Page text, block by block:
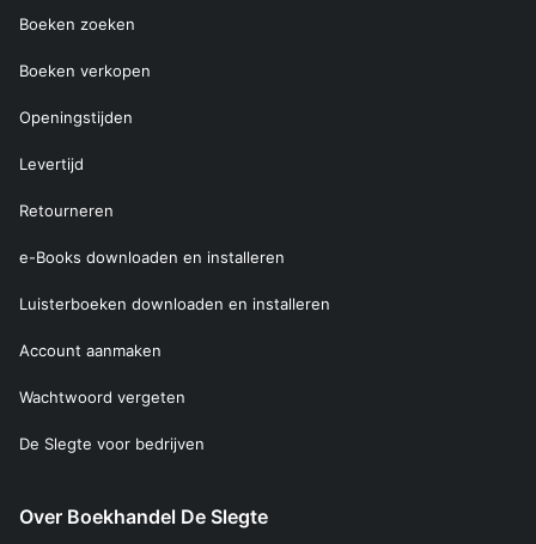
Boeken zoeken
Boeken verkopen
Openingstijden
Levertijd
Retourneren
e-Books downloaden en installeren
Luisterboeken downloaden en installeren
Account aanmaken
Wachtwoord vergeten
De Slegte voor bedrijven
Over Boekhandel De Slegte